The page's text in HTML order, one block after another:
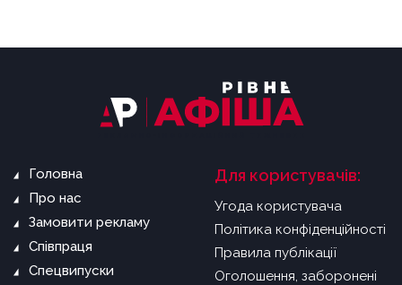
Головна
Про нас
Замовити рекламу
Співпраця
Спецвипуски
Для користувачів:
Угода користувача
Політика конфіденційності
Правила публікації
Оголошення, заборонені